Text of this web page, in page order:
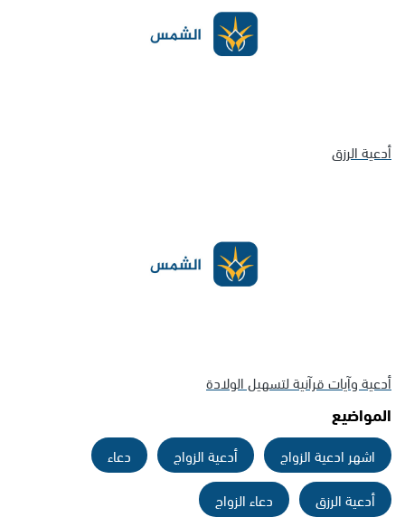
أدعية الرزق
أدعية وآيات قرآنية لتسهيل الولادة
المواضيع
اشهر ادعية الزواج أدعية الزواج
دعاء
أدعية الرزق
دعاء الزواج